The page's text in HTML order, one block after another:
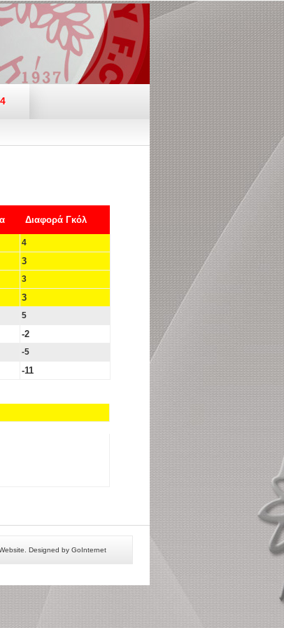
Διαφορά Γκόλ
4
3
3
3
5
-2
-5
-11
Designed by GoInternet